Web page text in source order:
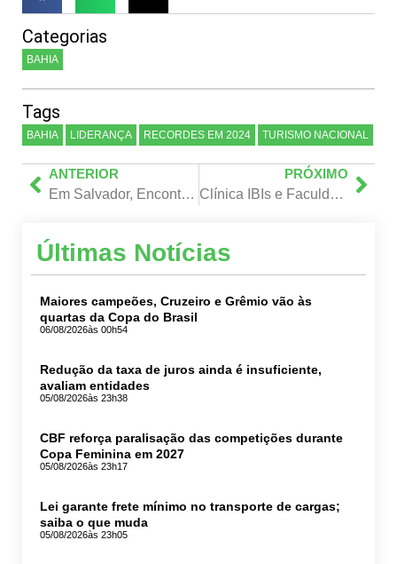
Categorias
BAHIA
Tags
BAHIA LIDERANÇA RECORDES EM 2024 TURISMO NACIONAL
ANTERIOR
Em Salvador, Encontro Nacional da Polícia Rodoviária Federal discute estratégias e ações para prevenção e enfrentamento à violência
PRÓXIMO
Clínica IBIs e Faculdade Zarns promovem 4º mutirão gratuito contra Artrite Reumatoide, nesta sexta, dia 18
Últimas Notícias
Maiores campeões, Cruzeiro e Grêmio vão às
quartas da Copa do Brasil
06/08/2026às 00h54
Redução da taxa de juros ainda é insuficiente,
avaliam entidades
05/08/2026às 23h38
CBF reforça paralisação das competições durante
Copa Feminina em 2027
05/08/2026às 23h17
Lei garante frete mínimo no transporte de cargas;
saiba o que muda
05/08/2026às 23h05